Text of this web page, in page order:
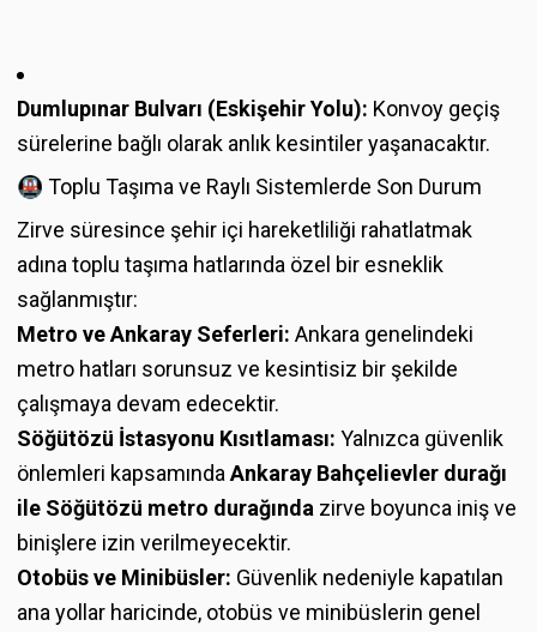
Dumlupınar Bulvarı (Eskişehir Yolu): Konvoy geçiş
sürelerine bağlı olarak anlık kesintiler yaşanacaktır.
🚇 Toplu Taşıma ve Raylı Sistemlerde Son Durum
Zirve süresince şehir içi hareketliliği rahatlatmak
adına toplu taşıma hatlarında özel bir esneklik
sağlanmıştır:
Metro ve Ankaray Seferleri: Ankara genelindeki
metro hatları sorunsuz ve kesintisiz bir şekilde
çalışmaya devam edecektir.
Söğütözü İstasyonu Kısıtlaması: Yalnızca güvenlik
önlemleri kapsamında Ankaray Bahçelievler durağı
ile Söğütözü metro durağında zirve boyunca iniş ve
binişlere izin verilmeyecektir.
Otobüs ve Minibüsler: Güvenlik nedeniyle kapatılan
ana yollar haricinde, otobüs ve minibüslerin genel